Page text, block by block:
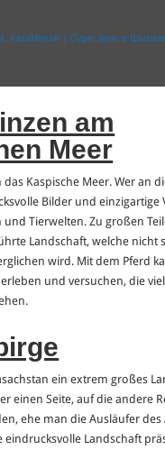
Kazakhstan | Один день в
am
Meer
das Kaspische Meer. Wer an
Bilder und einzigartige
Tierwelten. Zu großen
Landschaft, welche nicht
wird. Mit dem Pferd
und versuchen, die
ein extrem großes
einen Seite, auf die andere
ehe man die Ausläufer des
eindrucksvolle Landschaft